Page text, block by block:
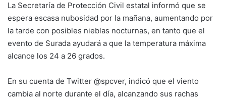
La Secretaría de Protección Civil estatal informó que se
espera escasa nubosidad por la mañana, aumentando por
la tarde con posibles nieblas nocturnas, en tanto que el
evento de Surada ayudará a que la temperatura máxima
alcance los 24 a 26 grados.
En su cuenta de Twitter @spcver, indicó que el viento
cambia al norte durante el día, alcanzando sus rachas